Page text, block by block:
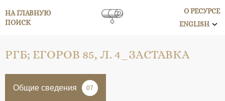
НА ГЛАВНУЮ
ПОИСК
О РЕСУРСЕ
ENGLISH
РГБ; ЕГОРОВ 85, Л. 4_ЗАСТАВКА
Общие сведения 07